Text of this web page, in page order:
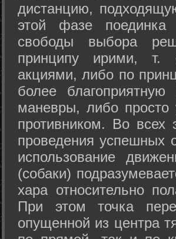
дистанцию,
этой фазе
свободы выбора
принципу ирими, т.
акциями, либо по
более
маневры, либо просто
противником. Во всех
проведения успешных
использование
(собаки)
хара относительно
При этом точка
опущенной из центра